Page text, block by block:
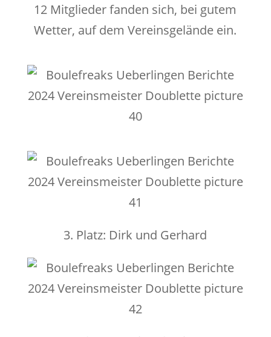
12 Mitglieder fanden sich, bei gutem
Wetter, auf dem Vereinsgelände ein.
3. Platz: Dirk und Gerhard